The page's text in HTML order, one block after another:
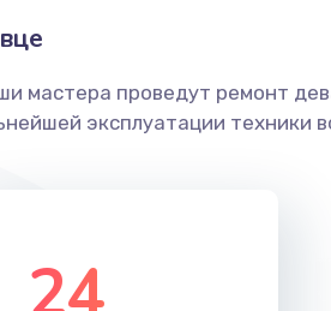
мастера проведут ремонт
эксплуатации